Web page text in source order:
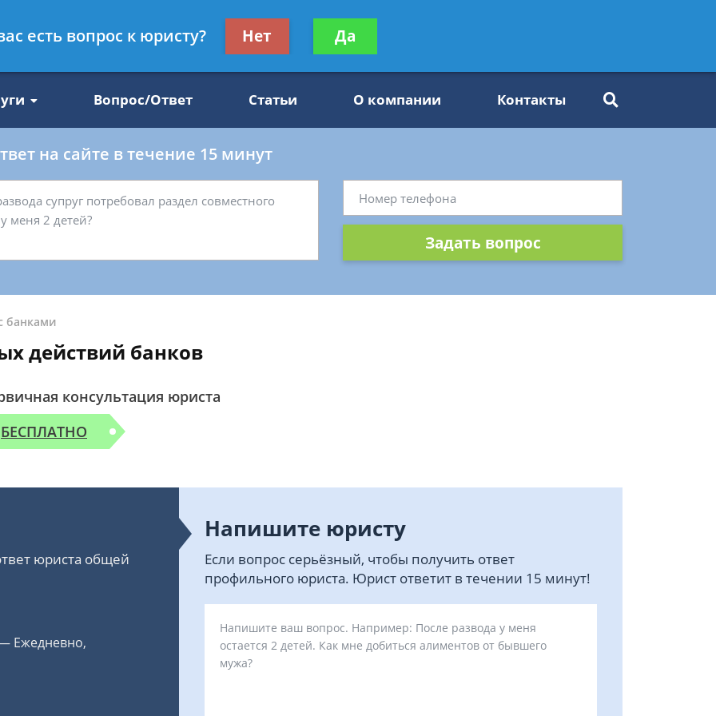
Получите консультацию
бесплатно
Вопрос/Ответ Статьи О компании Контакты
на сайте в течение 15 минут
Задать вопрос
банками
действий банков
консультация юриста
БЕСПЛАТНО
юриста общей
Ежедневно,
Напишите юристу
Если вопрос серьёзный, чтобы получить ответ
профильного юриста. Юрист ответит в течении 15 минут!
есть вопрос к юристу? Нет Да